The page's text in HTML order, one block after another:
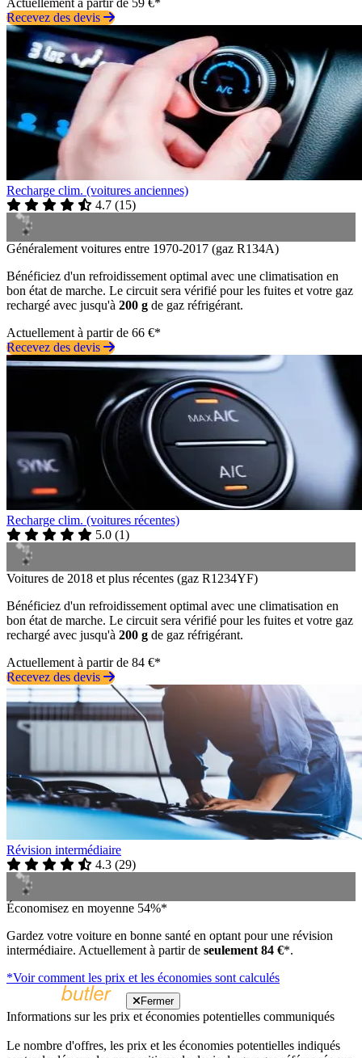
Recevez des devis
Recharge clim. (voitures anciennes)
4.7 (15)
Généralement voitures entre 1970-2017 (gaz R134A)
Bénéficiez d'un refroidissement optimal avec une climatisation en
bon état de marche. Le circuit sera vérifié pour les fuites et votre gaz
rechargé avec jusqu'à 200 g de gaz réfrigérant.
Actuellement à partir de 66 €*
Recevez des devis
Recharge clim. (voitures récentes)
5.0 (1)
Voitures de 2018 et plus récentes (gaz R1234YF)
Bénéficiez d'un refroidissement optimal avec une climatisation en
bon état de marche. Le circuit sera vérifié pour les fuites et votre gaz
rechargé avec jusqu'à 200 g de gaz réfrigérant.
Actuellement à partir de 84 €*
Recevez des devis
Révision intermédiaire
4.3 (29)
Économisez en moyenne 54%*
Gardez votre voiture en bonne santé en optant pour une révision
intermédiaire. Actuellement à partir de seulement 84 €*.
*Voir comment les prix et les économies sont calculés
Fermer
Informations sur les prix et économies potentielles communiqués
Le nombre d'offres, les prix et les économies potentielles indiqués